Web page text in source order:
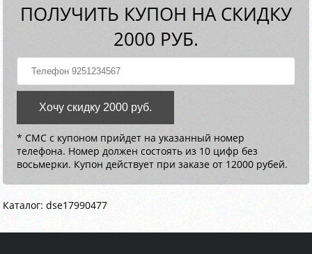
ПОЛУЧИТЬ КУПОН НА СКИДКУ
2000 РУБ.
Хочу скидку 2000 руб.
* СМС с купоном прийдет на указанный номер
телефона. Номер должен состоять из 10 цифр без
восьмерки. Купон действует при заказе от 12000 рубей.
Каталог: dse17990477